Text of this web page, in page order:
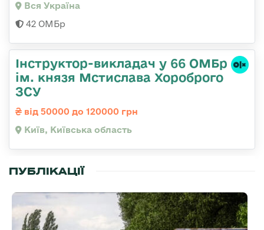
Вся Україна
42 ОМБр
Інструктор-викладач у 66 ОМБр
ім. князя Мстислава Хороброго
ЗСУ
від 50000 до 120000 грн
Київ, Київська область
ПУБЛІКАЦІЇ